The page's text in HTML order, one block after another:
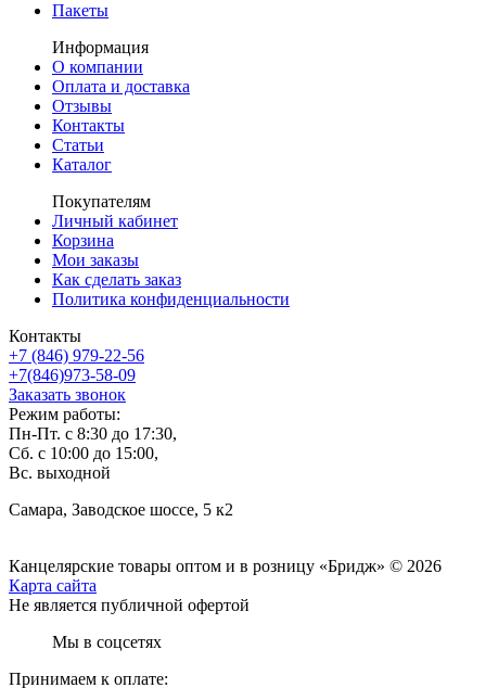
Пакеты
Информация
О компании
Оплата и доставка
Отзывы
Контакты
Статьи
Каталог
Покупателям
Личный кабинет
Корзина
Мои заказы
Как сделать заказ
Политика конфиденциальности
Контакты
+7 (846) 979-22-56
+7(846)973-58-09
Заказать звонок
Режим работы:
Пн-Пт. с 8:30 до 17:30,
Сб. с 10:00 до 15:00,
Вс. выходной
Самара, Заводское шоссе, 5 к2
Канцелярские товары оптом и в розницу «Бридж» © 2026
Карта сайта
Не является публичной офертой
Мы в соцсетях
Принимаем к оплате: